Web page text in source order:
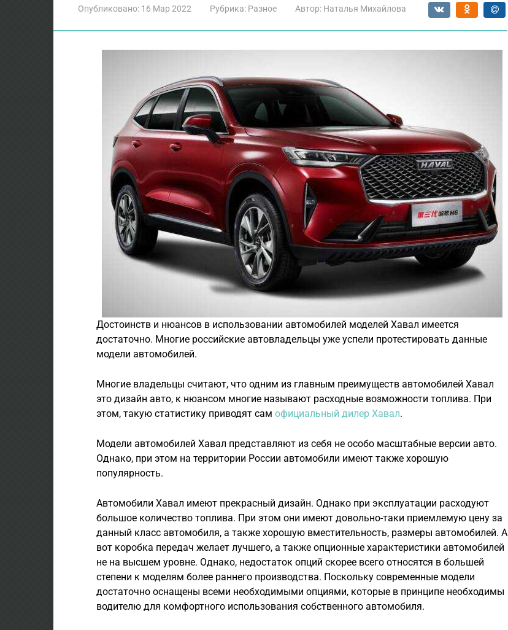
Опубликовано: 16 Мар 2022 Рубрика: Разное Автор: Наталья Михайлова
Достоинств и нюансов в использовании автомобилей моделей Хавал имеется
достаточно. Многие российские автовладельцы уже успели протестировать данные
модели автомобилей.
Многие владельцы считают, что одним из главным преимуществ автомобилей Хавал
это дизайн авто, к нюансом многие называют расходные возможности топлива. При
этом, такую статистику приводят сам официальный дилер Хавал.
Модели автомобилей Хавал представляют из себя не особо масштабные версии авто.
Однако, при этом на территории России автомобили имеют также хорошую
популярность.
Автомобили Хавал имеют прекрасный дизайн. Однако при эксплуатации расходуют
большое количество топлива. При этом они имеют довольно-таки приемлемую цену за
данный класс автомобиля, а также хорошую вместительность, размеры автомобилей. А
вот коробка передач желает лучшего, а также опционные характеристики автомобилей
не на высшем уровне. Однако, недостаток опций скорее всего относятся в большей
степени к моделям более раннего производства. Поскольку современные модели
достаточно оснащены всеми необходимыми опциями, которые в принципе необходимы
водителю для комфортного использования собственного автомобиля.